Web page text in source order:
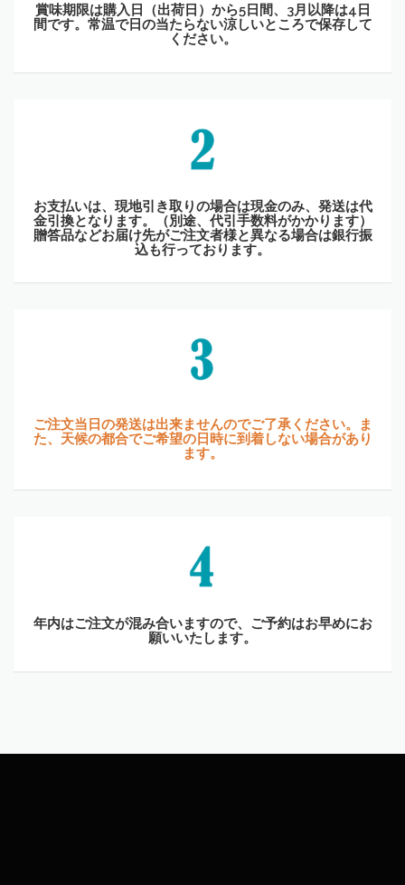
賞味期限は購入日（出荷日）から5日間、3月以降は4日
間です。常温で日の当たらない涼しいところで保存して
ください。
お支払いは、現地引き取りの場合は現金のみ、発送は代
金引換となります。（別途、代引手数料がかかります）
贈答品などお届け先がご注文者様と異なる場合は銀行振
込も行っております。
ご注文当日の発送は出来ませんのでご了承ください。ま
た、天候の都合でご希望の日時に到着しない場合があり
ます。
年内はご注文が混み合いますので、ご予約はお早めにお
願いいたします。